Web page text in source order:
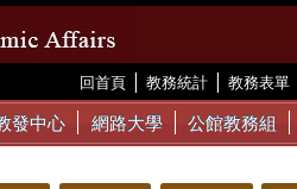
回首頁 | 教務統計 | 教務表單
發中心 網路大學 公館教務組